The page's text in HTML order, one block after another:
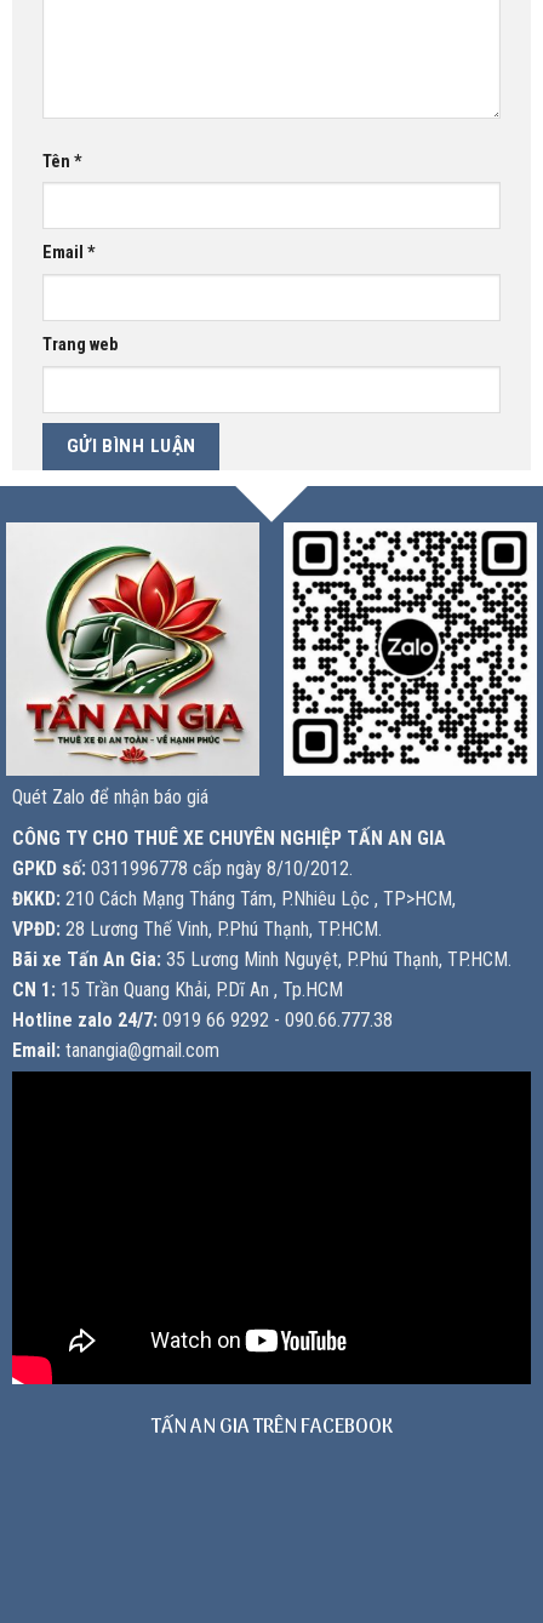
Tên *
Email *
Trang web
Quét Zalo để nhận báo giá
CÔNG TY CHO THUÊ XE CHUYÊN NGHIỆP TẤN AN GIA
GPKD số: 0311996778 cấp ngày 8/10/2012.
ĐKKD: 210 Cách Mạng Tháng Tám, P.Nhiêu Lộc , TP>HCM,
VPĐD: 28 Lương Thế Vinh, P.Phú Thạnh, TP.HCM.
Bãi xe Tấn An Gia: 35 Lương Minh Nguyệt, P.Phú Thạnh, TP.HCM.
CN 1: 15 Trần Quang Khải, P.Dĩ An , Tp.HCM
Hotline zalo 24/7: 0919 66 9292 - 090.66.777.38
Email: tanangia@gmail.com
TẤN AN GIA TRÊN FACEBOOK